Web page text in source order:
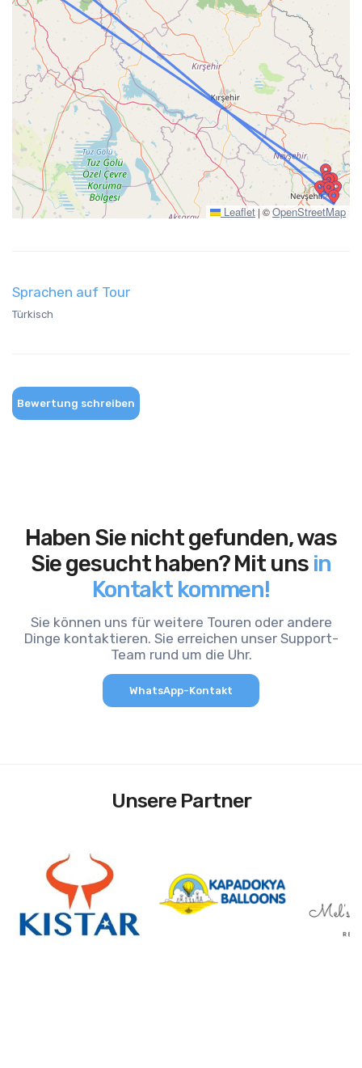
Leaflet |©OpenStreetMap
Sprachen auf Tour
Türkisch
Bewertung schreiben
Haben Sie nicht gefunden, was
Sie gesucht haben? Mit uns in
Kontakt kommen!
Sie können uns für weitere Touren oder andere
Dinge kontaktieren. Sie erreichen unser Support-
Team rund um die Uhr.
WhatsApp-Kontakt
Unsere Partner